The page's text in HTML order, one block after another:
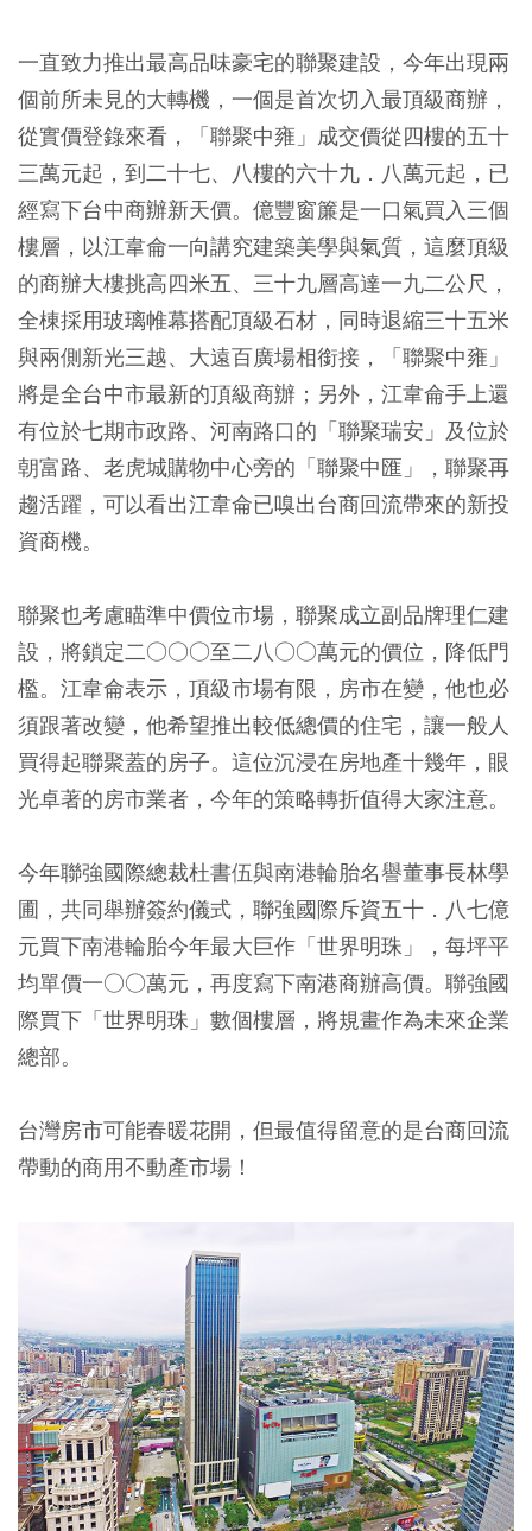
一直致力推出最高品味豪宅的聯聚建設，今年出現兩
個前所未見的大轉機，一個是首次切入最頂級商辦，
從實價登錄來看，「聯聚中雍」成交價從四樓的五十
三萬元起，到二十七、八樓的六十九．八萬元起，已
經寫下台中商辦新天價。億豐窗簾是一口氣買入三個
樓層，以江韋侖一向講究建築美學與氣質，這麼頂級
的商辦大樓挑高四米五、三十九層高達一九二公尺，
全棟採用玻璃帷幕搭配頂級石材，同時退縮三十五米
與兩側新光三越、大遠百廣場相銜接，「聯聚中雍」
將是全台中市最新的頂級商辦；另外，江韋侖手上還
有位於七期市政路、河南路口的「聯聚瑞安」及位於
朝富路、老虎城購物中心旁的「聯聚中匯」，聯聚再
趨活躍，可以看出江韋侖已嗅出台商回流帶來的新投
資商機。
聯聚也考慮瞄準中價位市場，聯聚成立副品牌理仁建
設，將鎖定二○○○至二八○○萬元的價位，降低門
檻。江韋侖表示，頂級市場有限，房市在變，他也必
須跟著改變，他希望推出較低總價的住宅，讓一般人
買得起聯聚蓋的房子。這位沉浸在房地產十幾年，眼
光卓著的房市業者，今年的策略轉折值得大家注意。
今年聯強國際總裁杜書伍與南港輪胎名譽董事長林學
圃，共同舉辦簽約儀式，聯強國際斥資五十．八七億
元買下南港輪胎今年最大巨作「世界明珠」，每坪平
均單價一○○萬元，再度寫下南港商辦高價。聯強國
際買下「世界明珠」數個樓層，將規畫作為未來企業
總部。
台灣房市可能春暖花開，但最值得留意的是台商回流
帶動的商用不動產市場！